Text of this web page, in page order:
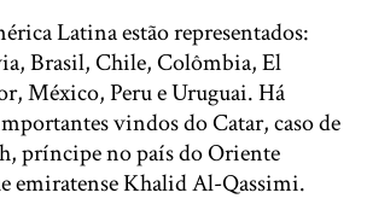
Latina estão representados:
Brasil, Chile, Colômbia, El
México, Peru e Uruguai. Há
vindos do Catar, caso de
príncipe no país do Oriente
emiratense Khalid Al-Qassimi.